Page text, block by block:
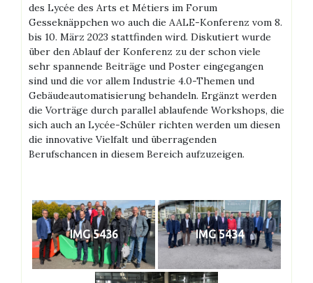
des Lycée des Arts et Métiers im Forum
Gesseknäppchen wo auch die AALE-Konferenz vom 8.
bis 10. März 2023 stattfinden wird. Diskutiert wurde
über den Ablauf der Konferenz zu der schon viele
sehr spannende Beiträge und Poster eingegangen
sind und die vor allem Industrie 4.0-Themen und
Gebäudeautomatisierung behandeln. Ergänzt werden
die Vorträge durch parallel ablaufende Workshops, die
sich auch an Lycée-Schüler richten werden um diesen
die innovative Vielfalt und überragenden
Berufschancen in diesem Bereich aufzuzeigen.
IMG 5436 IMG 5434